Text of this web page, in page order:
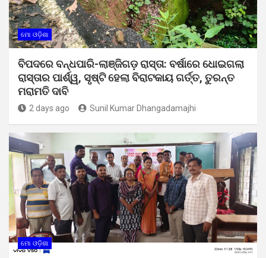
ମୋ ଓଡ଼ିଶା
ବିପଦରେ ବନ୍ଧପାରି-ଲାଞ୍ଜିଗଡ଼ ରାସ୍ତା: ବର୍ଷାରେ ଧୋଇଗଲା
ରାସ୍ତାର ପାର୍ଶ୍ୱ, ସୃଷ୍ଟି ହେଲା ବିରାଟକାୟ ଗର୍ତ୍ତ, ତୁରନ୍ତ
ମରାମତି ଦାବି
2 days ago Sunil Kumar Dhangadamajhi
ମୋ ଓଡ଼ିଶା